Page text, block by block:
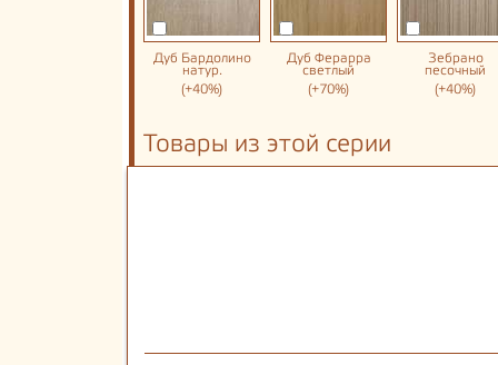
Дуб Бардолино
натур.
(+40%)
Дуб Ферарра
светлый
(+70%)
Зебрано
песочный
(+40%)
Товары из этой серии